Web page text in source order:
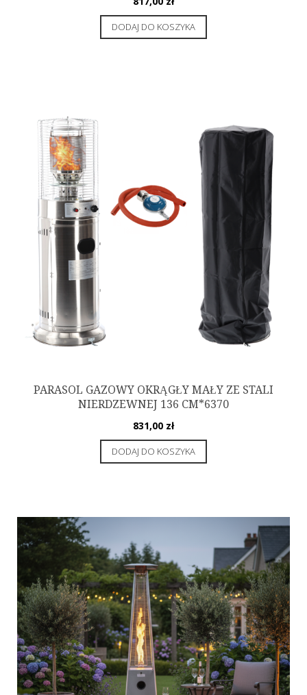
DODAJ DO KOSZYKA
PARASOL GAZOWY OKRĄGŁY MAŁY ZE STALI
NIERDZEWNEJ 136 CM*6370
831,00 zł
DODAJ DO KOSZYKA